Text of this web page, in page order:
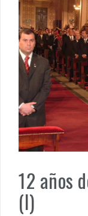
12 años
(I)